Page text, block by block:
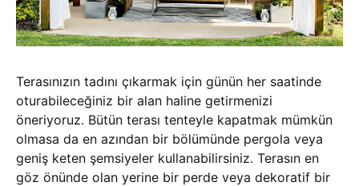
Terasınızın tadını çıkarmak için günün her saatinde
oturabileceğiniz bir alan haline getirmenizi
öneriyoruz. Bütün terası tenteyle kapatmak mümkün
olmasa da en azından bir bölümünde pergola veya
geniş keten şemsiyeler kullanabilirsiniz. Terasın en
göz önünde olan yerine bir perde veya dekoratif bir